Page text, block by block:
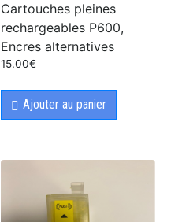
Cartouches pleines
rechargeables P600,
Encres alternatives
15.00€
Ajouter au panier